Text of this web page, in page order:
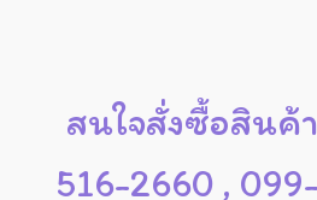
สนใจสั่งซื้อสินค้
516-2660 ,